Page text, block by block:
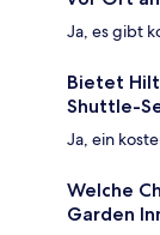
Ja, es gibt
Bietet
Shuttle-
Ja, ein
Welche
Garden